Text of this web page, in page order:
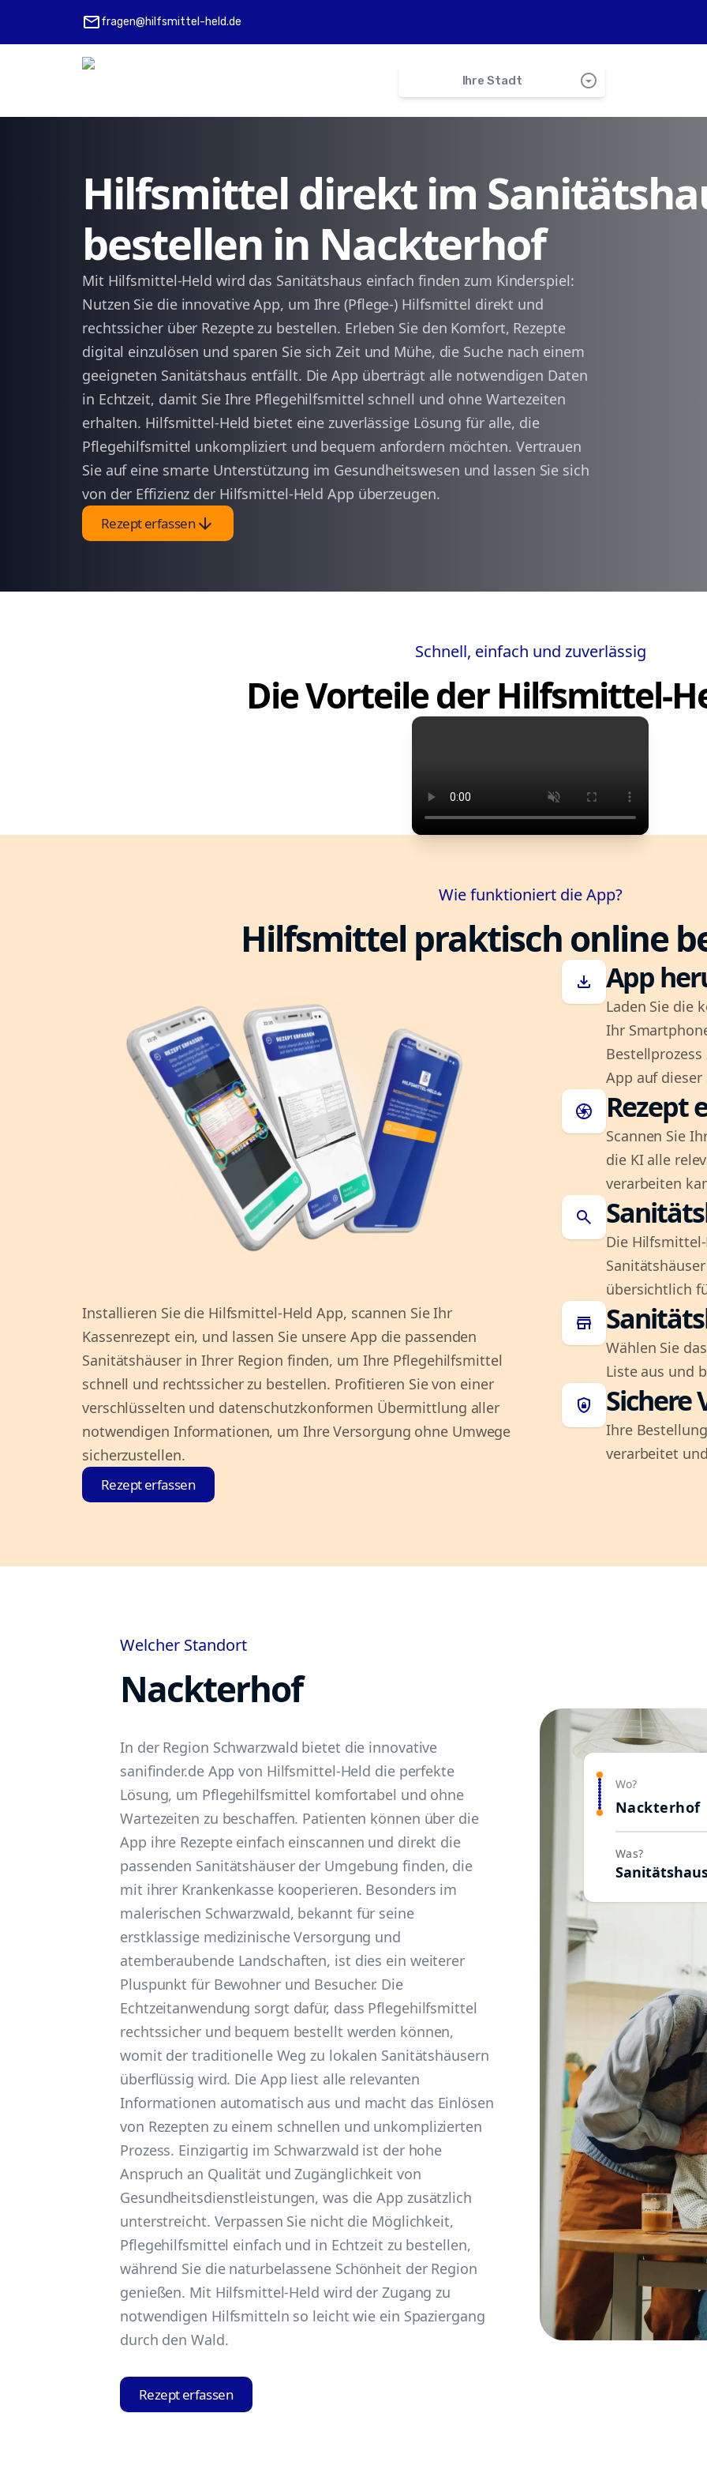
mailfragen@hilfsmittel-held.de
Ihre Stadt arrow_drop_down_circle
Tiefenthal
Hettenleidelheim
Battenberg
Neuleiningen-Tal
arrow_back 1 arrow_forward
Hilfsmittel direkt im
bestellen in Nackterhof
Mit Hilfsmittel-Held wird das Sanitätshaus einfach finden zum Kinderspiel:
Nutzen Sie die innovative App, um Ihre (Pflege-) Hilfsmittel direkt und
rechtssicher über Rezepte zu bestellen. Erleben Sie den Komfort, Rezepte
digital einzulösen und sparen Sie sich Zeit und Mühe, die Suche nach einem
geeigneten Sanitätshaus entfällt. Die App überträgt alle notwendigen Daten
in Echtzeit, damit Sie Ihre Pflegehilfsmittel schnell und ohne Wartezeiten
erhalten. Hilfsmittel-Held bietet eine zuverlässige Lösung für alle, die
Pflegehilfsmittel unkompliziert und bequem anfordern möchten. Vertrauen
Sie auf eine smarte Unterstützung im Gesundheitswesen und lassen Sie sich
von der Effizienz der Hilfsmittel-Held App überzeugen.
Rezept erfassenarrow_downward
Schnell, einfach und zuverlässig
Die Vorteile der Hilfsmittel-
Wie funktioniert die App?
Hilfsmittel praktisch online
Installieren Sie die Hilfsmittel-Held App, scannen Sie Ihr
Kassenrezept ein, und lassen Sie unsere App die passenden
Sanitätshäuser in Ihrer Region finden, um Ihre Pflegehilfsmittel
schnell und rechtssicher zu bestellen. Profitieren Sie von einer
verschlüsselten und datenschutzkonformen Übermittlung aller
notwendigen Informationen, um Ihre Versorgung ohne Umwege
sicherzustellen.
Rezept erfassen
download App
Laden Sie die
Ihr
App auf dieser
camera Rezept
Scannen Sie
die KI alle
verarbeiten
search
Die
übersichtlich
store
Wählen Sie
Liste aus und
shield_lock Sichere
Ihre
verarbeitet
Welcher Standort
Nackterhof
In der Region Schwarzwald bietet die innovative
sanifinder.de App von Hilfsmittel-Held die perfekte
Lösung, um Pflegehilfsmittel komfortabel und ohne
Wartezeiten zu beschaffen. Patienten können über die
App ihre Rezepte einfach einscannen und direkt die
passenden Sanitätshäuser der Umgebung finden, die
mit ihrer Krankenkasse kooperieren. Besonders im
malerischen Schwarzwald, bekannt für seine
erstklassige medizinische Versorgung und
atemberaubende Landschaften, ist dies ein weiterer
Pluspunkt für Bewohner und Besucher. Die
Echtzeitanwendung sorgt dafür, dass Pflegehilfsmittel
rechtssicher und bequem bestellt werden können,
womit der traditionelle Weg zu lokalen Sanitätshäusern
überflüssig wird. Die App liest alle relevanten
Informationen automatisch aus und macht das Einlösen
von Rezepten zu einem schnellen und unkomplizierten
Prozess. Einzigartig im Schwarzwald ist der hohe
Anspruch an Qualität und Zugänglichkeit von
Gesundheitsdienstleistungen, was die App zusätzlich
unterstreicht. Verpassen Sie nicht die Möglichkeit,
Pflegehilfsmittel einfach und in Echtzeit zu bestellen,
während Sie die naturbelassene Schönheit der Region
genießen. Mit Hilfsmittel-Held wird der Zugang zu
notwendigen Hilfsmitteln so leicht wie ein Spaziergang
durch den Wald.
Rezept erfassen
Wo?
Nackterhof
Was?